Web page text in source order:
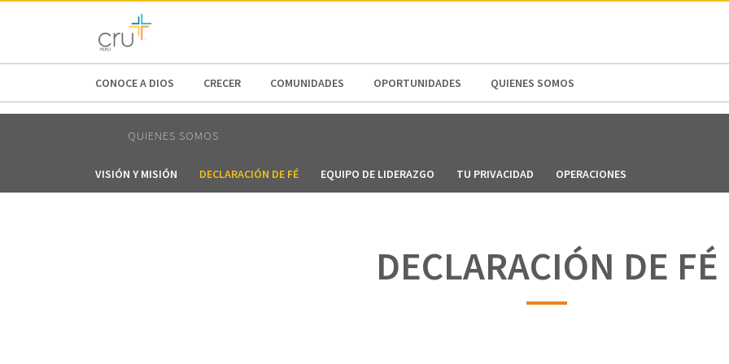
AFRICA
CONOCE A DIOS CRECER COMUNIDADES OPORTUNIDADES QUIENES SOMOS
QUIENES SOMOS
VISIÓN Y MISIÓN DECLARACIÓN DE FÉ EQUIPO DE LIDERAZGO TU PRIVACIDAD OPERACIONES
DECLARACIÓN DE FÉ